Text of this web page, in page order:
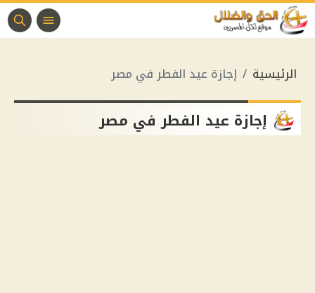
الرئيسية إجازة عيد الفطر في مصر
إجازة عيد الفطر في مصر